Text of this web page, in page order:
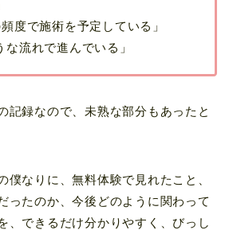
度で施術を予定している」
な流れで進んでいる」
記録なので、未熟な部分もあったと
僕なりに、無料体験で見れたこと、
ったのか、今後どのように関わって
、できるだけ分かりやすく、びっし